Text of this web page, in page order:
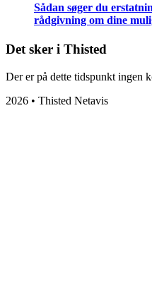
Sådan søger du
rådgivning om dine
Det sker i Thisted
Der er på dette tidspunkt ingen
2026 • Thisted Netavis